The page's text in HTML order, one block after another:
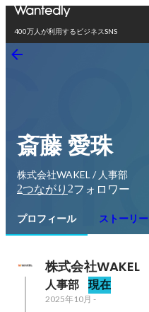
400万人が利用するビジネスSNS
斎藤 愛珠
株式会社WAKEL / 人事部
2つながり 2フォロワー
プロフィール ストーリー
株式会社WAKEL
人事部 現在
2025年10月 -